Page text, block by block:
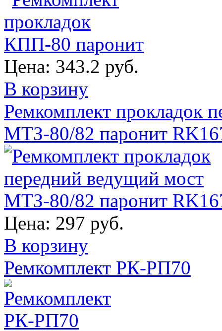
Цена: 343.2 руб.
В корзину
Ремкомплект прокладок
МТЗ-80/82 паронит
Цена: 297 руб.
В корзину
Ремкомплект РК-РП70